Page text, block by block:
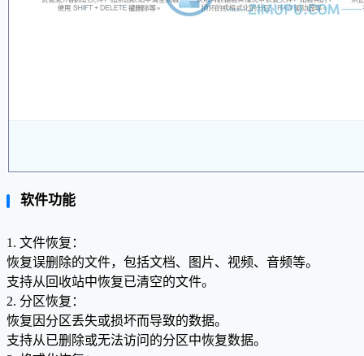
软件功能
1. 文件恢复：
恢复误删除的文件，包括文档、图片、视频、音频等。
支持从回收站中恢复已清空的文件。
2. 分区恢复：
恢复因分区丢失或损坏而导致的数据。
支持从已删除或无法访问的分区中恢复数据。